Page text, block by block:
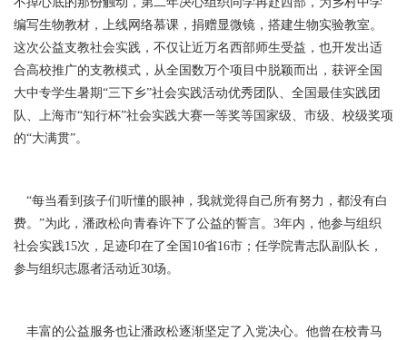
编写生物教材，上线网络慕课，捐赠显微镜，搭建生物实验教室。
这次公益支教社会实践，不仅让近万名西部师生受益，也开发出适
合高校推广的支教模式，从全国数万个项目中脱颖而出，获评全国
大中专学生暑期“三下乡”社会实践活动优秀团队、全国最佳实践团
队、上海市“知行杯”社会实践大赛一等奖等国家级、市级、校级奖项
的“大满贯”。
“每当看到孩子们听懂的眼神，我就觉得自己所有努力，都没有白
费。”为此，潘政松向青春许下了公益的誓言。3年内，他参与组织
社会实践15次，足迹印在了全国10省16市；任学院青志队副队长，
参与组织志愿者活动近30场。
丰富的公益服务也让潘政松逐渐坚定了入党决心。他曾在校青马